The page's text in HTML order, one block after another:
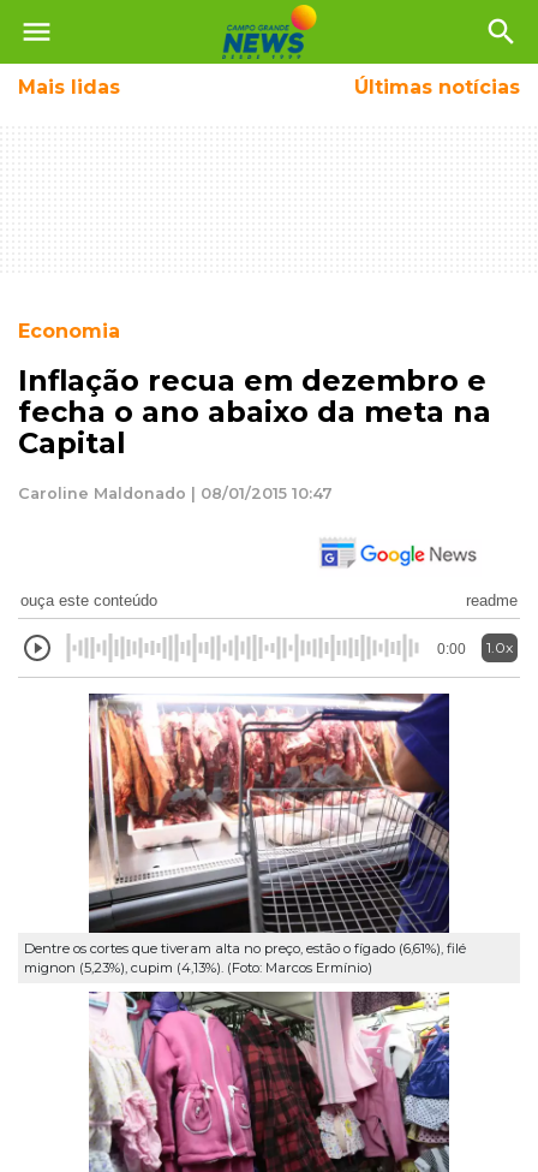
menu search
Mais lidas Últimas notícias
Economia
Inflação recua em dezembro e
fecha o ano abaixo da meta na
Capital
Caroline Maldonado | 08/01/2015 10:47
ouça este conteúdo readme
0:00 1.0x
Dentre os cortes que tiveram alta no preço, estão o fígado (6,61%), filé
mignon (5,23%), cupim (4,13%). (Foto: Marcos Ermínio)